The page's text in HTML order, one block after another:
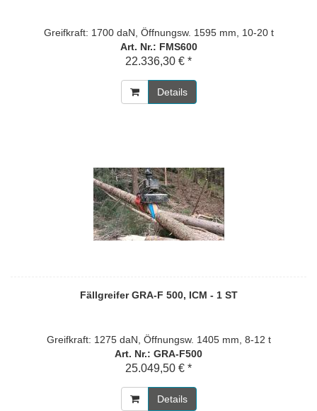
Greifkraft: 1700 daN, Öffnungsw. 1595 mm, 10-20 t
Art. Nr.: FMS600
22.336,30 € *
Details
Fällgreifer GRA-F 500, ICM - 1 ST
Greifkraft: 1275 daN, Öffnungsw. 1405 mm, 8-12 t
Art. Nr.: GRA-F500
25.049,50 € *
Details